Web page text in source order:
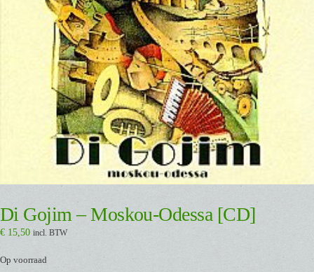
Di Gojim – Moskou-Odessa [CD]
€ 15,50 incl. BTW
Op voorraad